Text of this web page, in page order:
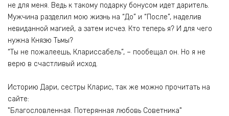
не для меня. Ведь к такому подарку бонусом идет даритель.
Мужчина разделил мою жизнь на “До” и “После”, наделив
невиданной магией, а затем исчез. Кто теперь я? И для чего
нужна Князю Тьмы?
“Ты не пожалеешь, Клариссабель”, – пообещал он. Но я не
верю в счастливый исход.
Историю Дари, сестры Кларис, так же можно прочитать на
сайте:
"Благословленная. Потерянная любовь Советника"